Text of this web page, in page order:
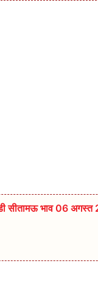
सीतामऊ भाव 06 अगस्त